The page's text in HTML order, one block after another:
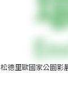
松德里歐國家公園影